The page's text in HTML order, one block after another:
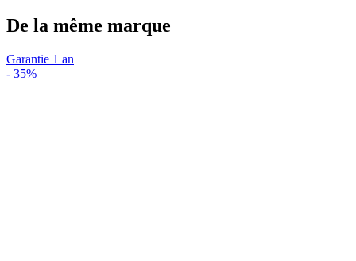
De la même marque
Garantie 1 an
- 35%